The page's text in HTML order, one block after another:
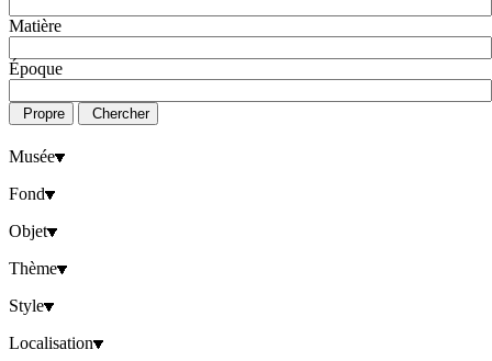
Matière
Époque
Propre Chercher
Musée
Fond
Objet
Thème
Style
Localisation